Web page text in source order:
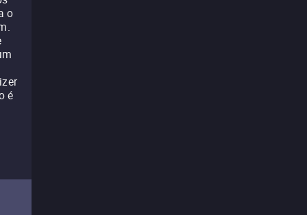
o
é